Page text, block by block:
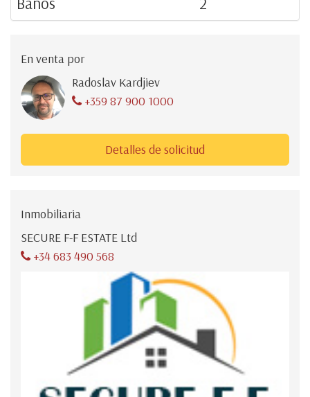
En venta por
Radoslav Kardjiev
+359 87 900 1000
Detalles de solicitud
Inmobiliaria
SECURE F-F ESTATE Ltd
+34 683 490 568